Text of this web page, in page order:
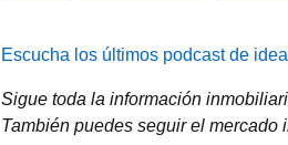
Escucha los últimos podcast de
Sigue toda la información
También puedes seguir el mercado